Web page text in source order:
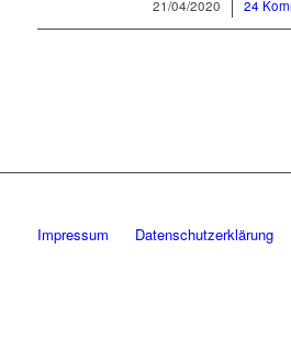
21/04/2020
/ 24
Impressum Datenschutzerklärung